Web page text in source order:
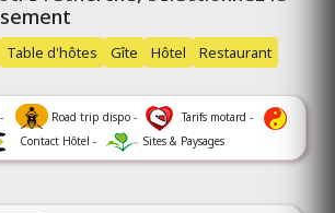
Table d'hôtes Gîte Hôtel Restaurant
Road trip dispo -
Tarifs motard -
Contact Hôtel - Sites & Paysages